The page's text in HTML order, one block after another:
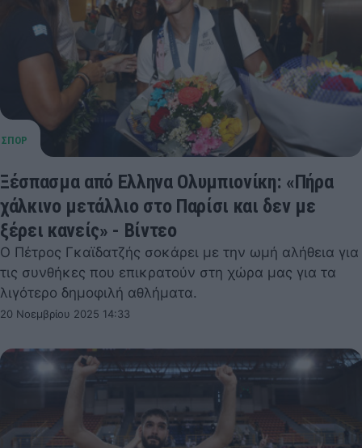
Ξέσπασμα από Ελληνα Ολυμπιονίκη: «Πήρα
χάλκινο μετάλλιο στο Παρίσι και δεν με
ξέρει κανείς» - Βίντεο
Ο Πέτρος Γκαϊδατζής σοκάρει με την ωμή αλήθεια για
τις συνθήκες που επικρατούν στη χώρα μας για τα
λιγότερο δημοφιλή αθλήματα.
20 Νοεμβρίου 2025 14:33